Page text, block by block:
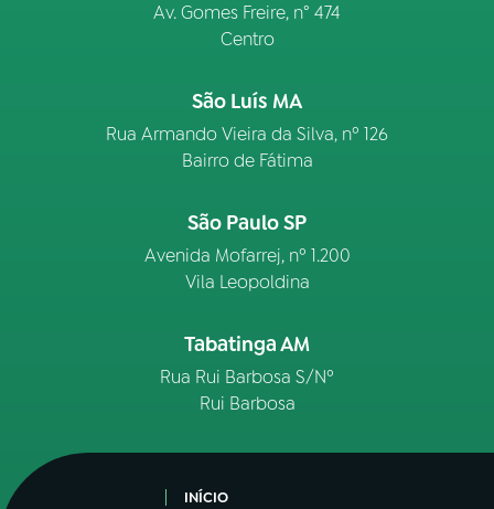
Av. Gomes Freire, n° 474
Centro
São Luís MA
Rua Armando Vieira da Silva, nº 126
Bairro de Fátima
São Paulo SP
Avenida Mofarrej, nº 1.200
Vila Leopoldina
Tabatinga AM
Rua Rui Barbosa S/Nº
Rui Barbosa
INÍCIO